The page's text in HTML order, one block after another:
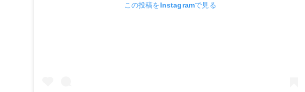
この投稿をInstagramで見る